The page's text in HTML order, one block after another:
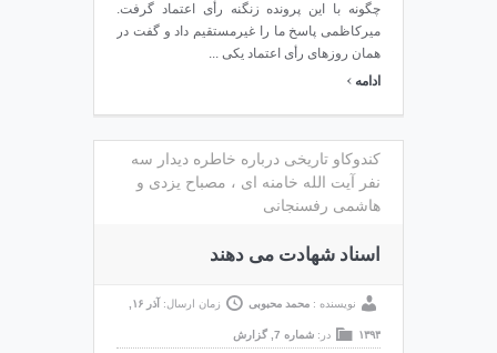
چگونه با این پرونده زنگنه رأی اعتماد گرفت.
میرکاظمی پاسخ ما را غیرمستقیم داد و گفت در
همان روز‌های رأی اعتماد یکی ...
ادامه ›
کندوکاو تاریخی درباره خاطره دیدار سه
نفر آیت الله خامنه ای ، مصباح یزدی و
هاشمی رفسنجانی
اسناد شهادت می دهند
نویسنده : محمد محبوبی زمان ارسال:
۱۳۹۳ در: شماره 7 گزارش